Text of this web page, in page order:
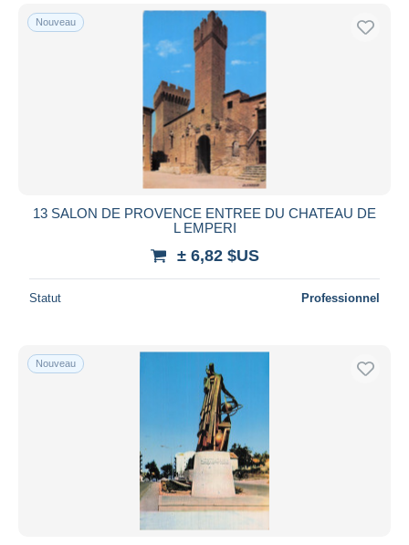
Nouveau
13 SALON DE PROVENCE ENTREE DU CHATEAU DE
L EMPERI
± 6,82 $US
Statut Professionnel
Nouveau